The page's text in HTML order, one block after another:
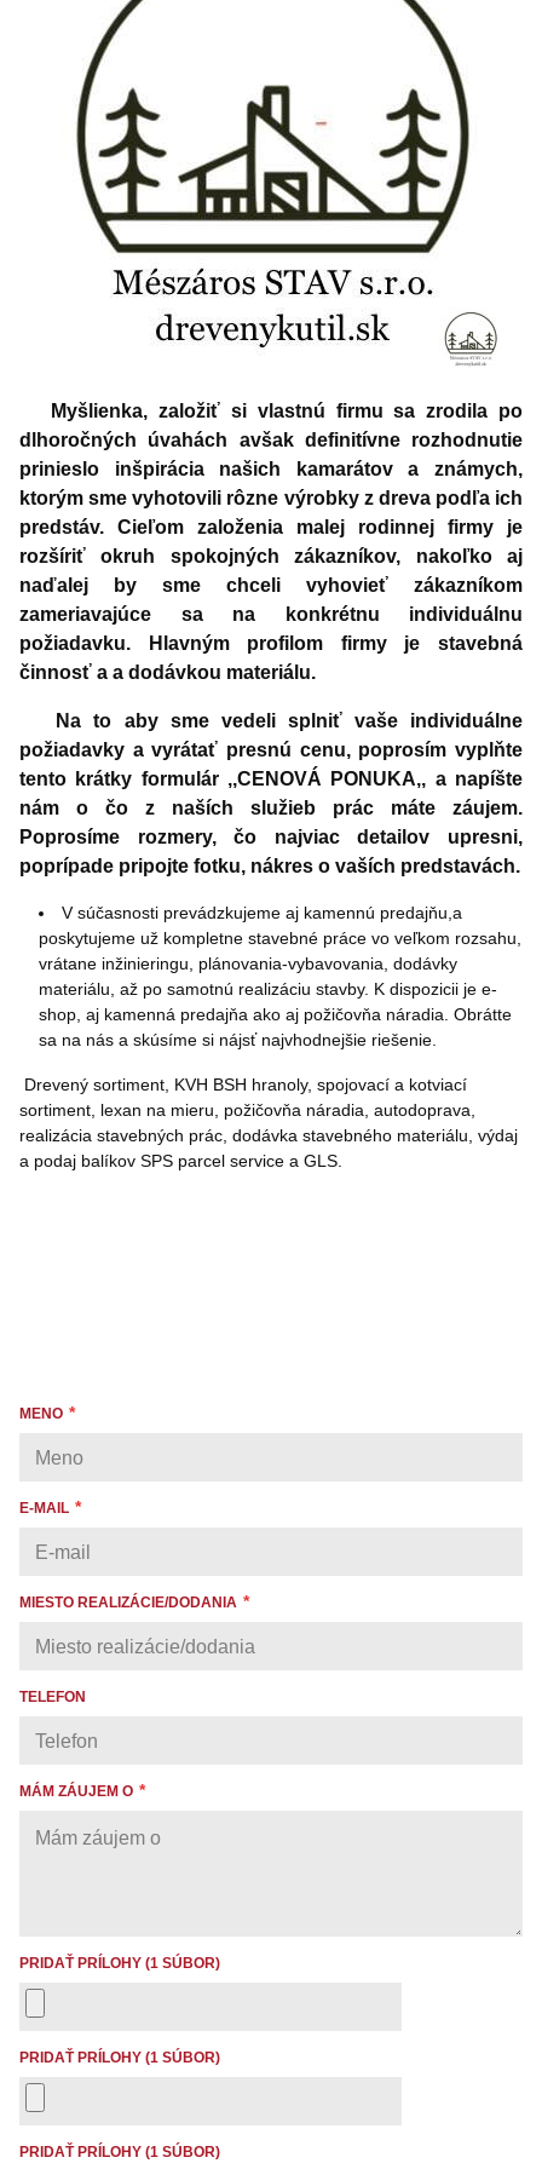
Myšlienka, založiť si vlastnú firmu sa zrodila po
dlhoročných úvahách avšak definitívne rozhodnutie
prinieslo inšpirácia našich kamarátov a známych,
ktorým sme vyhotovili rôzne výrobky z dreva podľa ich
predstáv. Cieľom založenia malej rodinnej firmy je
rozšíriť okruh spokojných zákazníkov, nakoľko aj
naďalej by sme chceli vyhovieť zákazníkom
zameriavajúce sa na konkrétnu individuálnu
požiadavku. Hlavným profilom firmy je stavebná
činnosť a a dodávkou materiálu.
Na to aby sme vedeli splniť vaše individuálne
požiadavky a vyrátať presnú cenu, poprosím vyplňte
tento krátky formulár ,,CENOVÁ PONUKA,, a napíšte
nám o čo z naších služieb prác máte záujem.
Poprosíme rozmery, čo najviac detailov upresni,
poprípade pripojte fotku, nákres o vaších predstavách.
V súčasnosti prevádzkujeme aj kamennú predajňu,a
poskytujeme už kompletne stavebné práce vo veľkom rozsahu,
vrátane inžinieringu, plánovania-vybavovania, dodávky
materiálu, až po samotnú realizáciu stavby. K dispozicii je e-
shop, aj kamenná predajňa ako aj požičovňa náradia. Obrátte
sa na nás a skúsíme si nájsť najvhodnejšie riešenie.
Drevený sortiment, KVH BSH hranoly, spojovací a kotviací
sortiment, lexan na mieru, požičovňa náradia, autodoprava,
realizácia stavebných prác, dodávka stavebného materiálu, výdaj
a podaj balíkov SPS parcel service a GLS.
MENO
E-MAIL
MIESTO REALIZÁCIE/DODANIA
TELEFON
MÁM ZÁUJEM O
PRIDAŤ PRÍLOHY (1 SÚBOR)
PRIDAŤ PRÍLOHY (1 SÚBOR)
PRIDAŤ PRÍLOHY (1 SÚBOR)